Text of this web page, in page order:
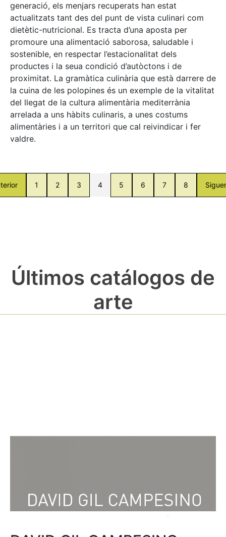
generació, els menjars recuperats han estat
actualitzats tant des del punt de vista culinari com
dietètic-nutricional. Es tracta d’una aposta per
promoure una alimentació saborosa, saludable i
sostenible, en respectar l’estacionalitat dels
productes i la seua condició d’autòctons i de
proximitat. La gramàtica culinària que està darrere de
la cuina de les polopines és un exemple de la vitalitat
del llegat de la cultura alimentària mediterrània
arrelada a uns hàbits culinaris, a unes costums
alimentàries i a un territori que cal reivindicar i fer
valdre.
1 2 3 4 5 6 7 8
Últimos catálogos de
arte